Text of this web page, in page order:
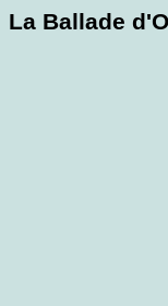
La Ballade